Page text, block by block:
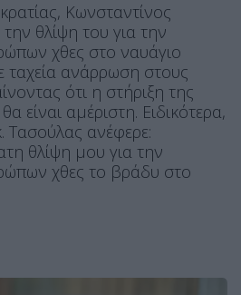
Κωνσταντίνος
θλίψη του για την
χθες στο ναυάγιο
ταχεία ανάρρωση στους
ότι η στήριξη της
είναι αμέριστη. Ειδικότερα,
ανέφερε:
θλίψη μου για την
χθες το βράδυ στο